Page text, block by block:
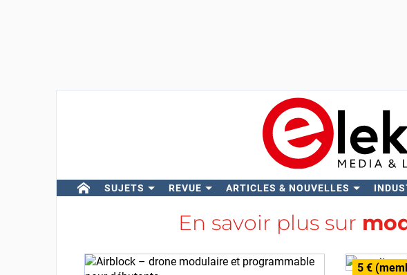
SUJETS REVUE ARTICLES & NOUVELLES
En savoir plus sur
5 €